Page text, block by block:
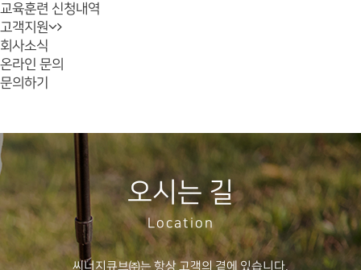
교육훈련 신청내역
고객지원
회사소식
온라인 문의
문의하기
오시는 길
Location
씨너지큐브㈜는 항상 고객의 곁에 있습니다.